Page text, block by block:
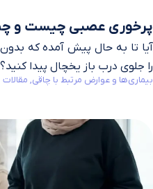
پرخوری عصبی چیست و
آیا تا به حال پیش آمده که
را جلوی درب باز یخچال پیدا
بیماری‌ها و عوارض مرتبط با چاقی مقالات